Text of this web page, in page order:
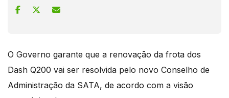
O Governo garante que a renovação da frota dos
Dash Q200 vai ser resolvida pelo novo Conselho de
Administração da SATA, de acordo com a visão